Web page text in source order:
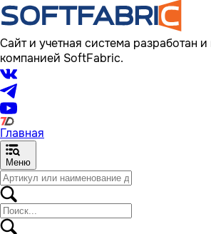
Сайт и учетная система разработан
компанией SoftFabric.
Главная
Меню